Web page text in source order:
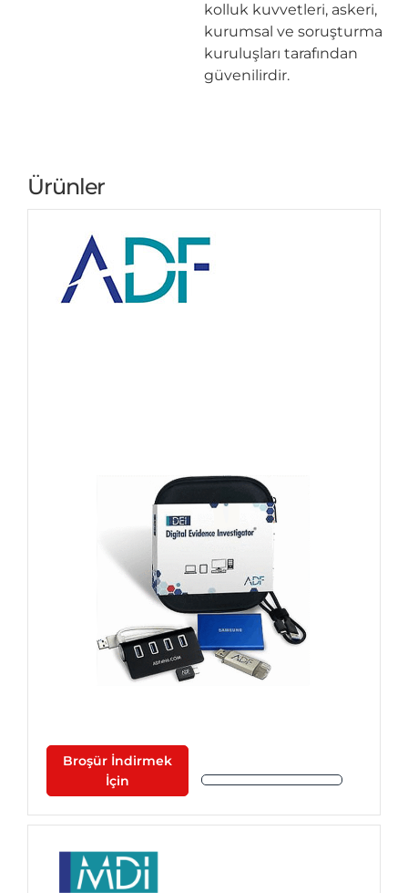
kolluk kuvvetleri, askeri,
kurumsal ve soruşturma
kuruluşları tarafından
güvenilirdir.
Ürünler
Broşür İndirmek
İçin